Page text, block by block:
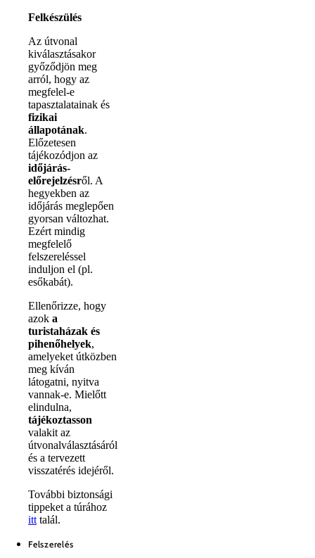
Felkészülés
Az útvonal
kiválasztásakor
győződjön meg
arról, hogy az
megfelel-e
tapasztalatainak és
fizikai
állapotának.
Előzetesen
tájékozódjon az
időjárás-
előrejelzésről. A
hegyekben az
időjárás meglepően
gyorsan változhat.
Ezért mindig
megfelelő
felszereléssel
induljon el (pl.
esőkabát).
Ellenőrizze, hogy
azok a
turistaházak és
pihenőhelyek,
amelyeket útközben
meg kíván
látogatni, nyitva
vannak-e. Mielőtt
elindulna,
tájékoztasson
valakit az
útvonalválasztásáról
és a tervezett
visszatérés idejéről.
További biztonsági
tippeket a túrához
itt talál.
Felszerelés